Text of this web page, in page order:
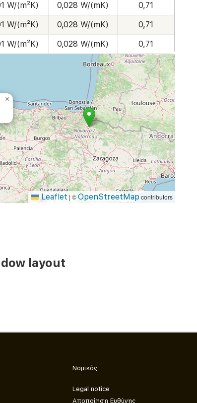
W/(m²K) 0,028 W/(mK) 0,71
W/(m²K) 0,028 W/(mK) 0,71
W/(m²K) 0,028 W/(mK) 0,71
×
Leaflet | ©OpenStreetMapcontributors
layout
Νομικός
Legal notice
Αποποίηση Ευθύνης